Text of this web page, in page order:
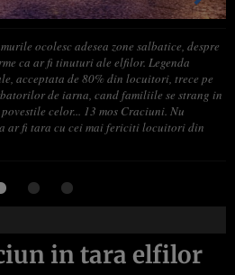
ocolesc adesea zone salbatice, despre
ca ar fi tinuturi ale elfilor. Legenda
acceptata de 80% din locuitori, trece pe
de iarna, cand familiile se strang in
celor... 13 mos Craciuni. Nu
ar fi tara cu cei mai fericiti locuitori din
in tara elfilor